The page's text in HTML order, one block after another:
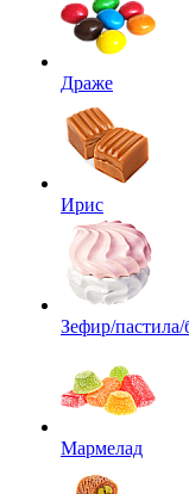
Драже
Ирис
Зефир/пастила/
Мармелад